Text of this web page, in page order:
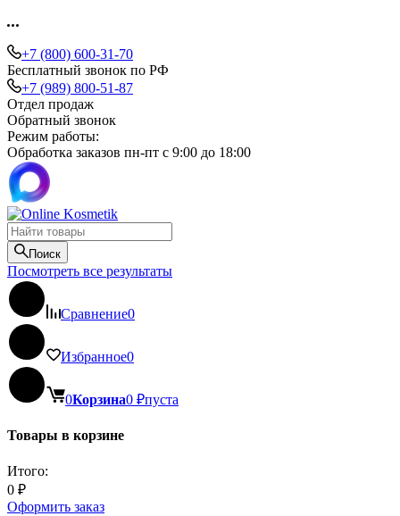
+7 (800) 600-31-70
Бесплатный звонок по РФ
+7 (989) 800-51-87
Отдел продаж
Обратный звонок
Режим работы:
Обработка заказов пн-пт с 9:00 до 18:00
Поиск
Посмотреть все результаты
Сравнение0
Избранное0
0Корзина0 ₽пуста
Товары в корзине
Итого:
0 ₽
Оформить заказ